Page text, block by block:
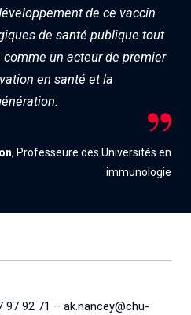
de ce vaccin
de santé publique tout
un acteur de premier
en santé et la
, Professeure des Universités en
immunologie
97 92 71 – ak.nancey@chu-